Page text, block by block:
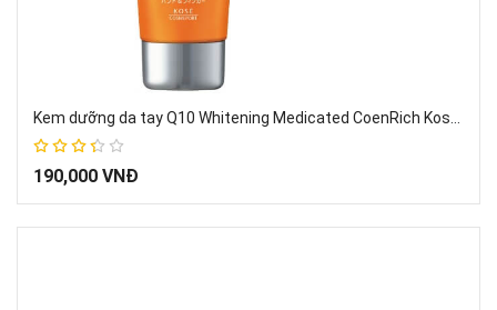
67%
190,000 VNĐ